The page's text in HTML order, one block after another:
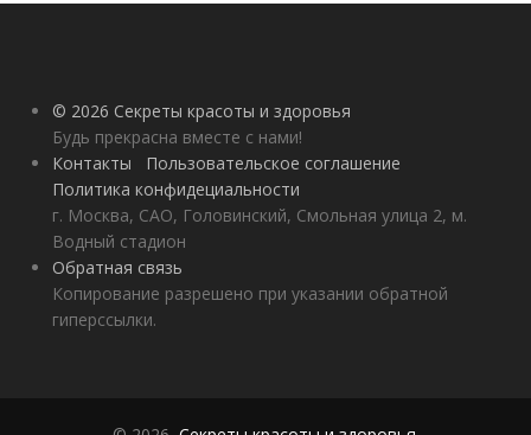
© 2026 Секреты красоты и здоровья
Будь прекрасна вместе с нами!
Контакты
Пользовательское соглашение
Политика конфидециальности
г. Москва, САО, Головинский, Смольная улица 2, м.
Водный стадион
Обратная связь
Копирование разрешено при указании обратной
гиперссылки.